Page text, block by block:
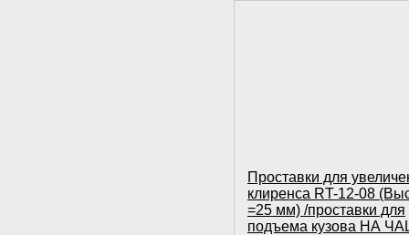
Проставки для
клиренса RT-12-08
=25 мм) /проставки для
подъема кузова НА